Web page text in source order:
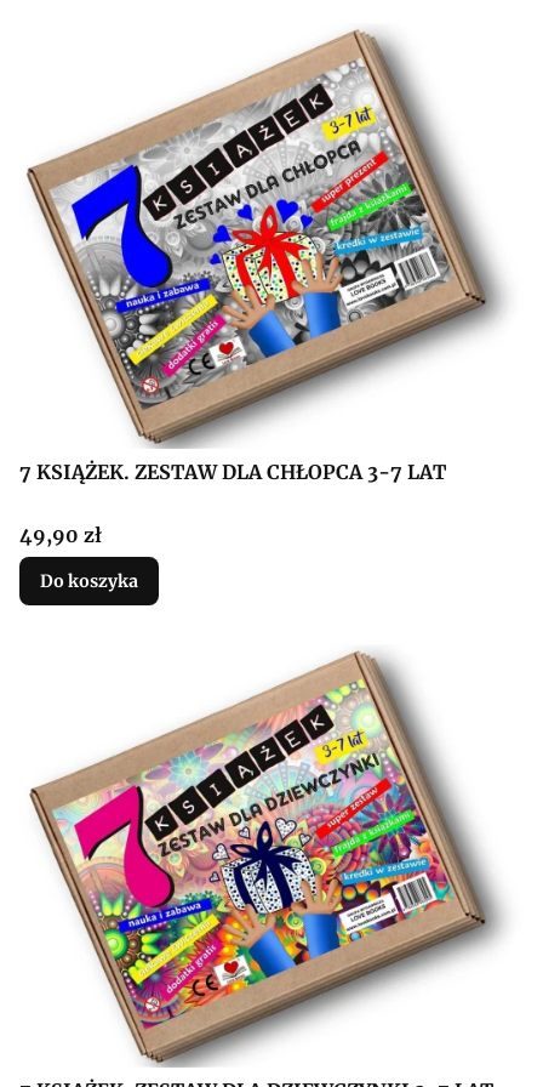
7 KSIĄŻEK. ZESTAW DLA CHŁOPCA 3-7 LAT
Cena
49,90 zł
Do koszyka